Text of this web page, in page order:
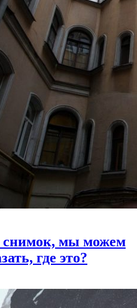
снимок, мы можем
где это?